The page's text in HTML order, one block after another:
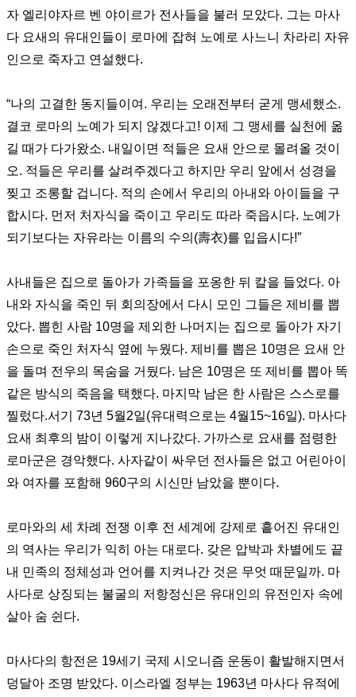
자 엘리야자르 벤 야이르가 전사들을 불러 모았다. 그는 마사
다 요새의 유대인들이 로마에 잡혀 노예로 사느니 차라리 자유
인으로 죽자고 연설했다.
“나의 고결한 동지들이여 . 우리는 오래전부터 굳게 맹세했소.
결코 로마의 노예가 되지 않겠다고! 이제 그 맹세를 실천에 옮
길 때가 다가왔소. 내일이면 적들은 요새 안으로 몰려올 것이
오. 적들은 우리를 살려주겠다고 하지만 우리 앞에서 성경을
찢고 조롱할 겁니다. 적의 손에서 우리의 아내와 아이들을 구
합시다. 먼저 처자식을 죽이고 우리도 따라 죽읍시다. 노예가
되기보다는 자유라는 이름의 수의 (壽衣)를 입읍시다!”
사내들은 집으로 돌아가 가족들을 포옹한 뒤 칼을 들었다. 아
내와 자식을 죽인 뒤 회의장에서 다시 모인 그들은 제비를 뽑
았다. 뽑힌 사람 10명을 제외한 나머지는 집으로 돌아가 자기
손으로 죽인 처자식 옆에 누웠다. 제비를 뽑은 10명은 요새 안
을 돌며 전우의 목숨을 거뒀다. 남은 10명은 또 제비를 뽑아 똑
같은 방식의 죽음을 택했다. 마지막 남은 한 사람은 스스로를
찔렀다.서기 73년 5월2일(유대력으로는 4월15~16일). 마사다
요새 최후의 밤이 이렇게 지나갔다. 가까스로 요새를 점령한
로마군은 경악했다. 사자같이 싸우던 전사들은 없고 어린아이
와 여자를 포함해 960구의 시신만 남았을 뿐이다.
로마와의 세 차례 전쟁 이후 전 세계에 강제로 흩어진 유대인
의 역사는 우리가 익히 아는 대로다. 갖은 압박과 차별에도 끝
내 민족의 정체성과 언어를 지켜나간 것은 무엇 때문일까. 마
사다로 상징되는 불굴의 저항정신은 유대인의 유전인자 속에
살아 숨 쉰다.
마사다의 항전은 19세기 국제 시오니즘 운동이 활발해지면서
덩달아 조명 받았다. 이스라엘 정부는 1963년 마사다 유적에